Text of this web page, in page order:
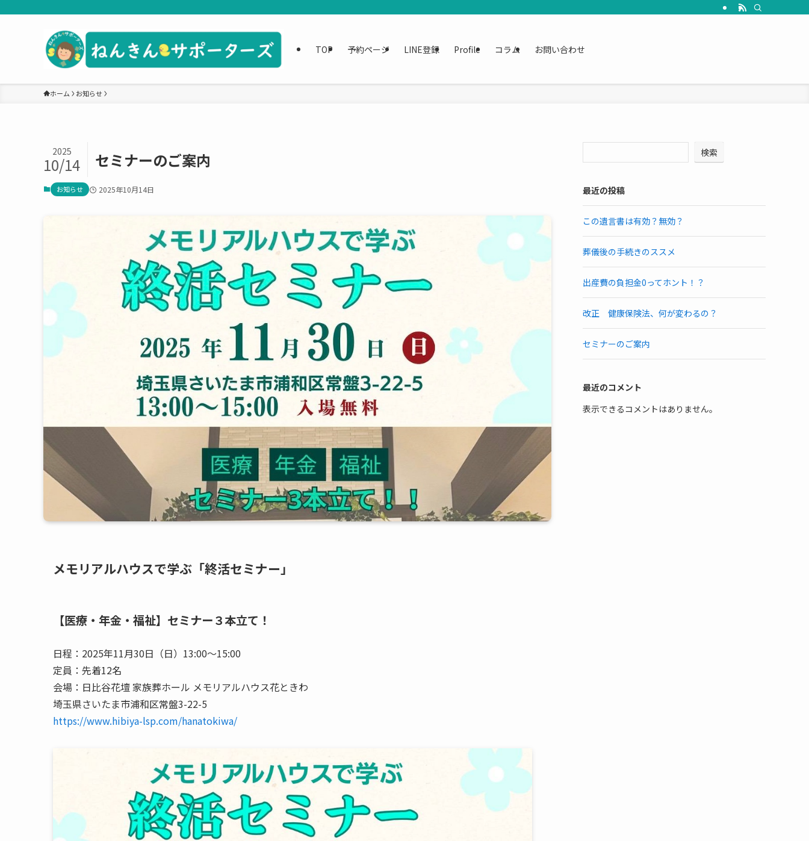
TOP 予約ページ LINE登録 Profile コラム お問い合わせ
ホーム お知らせ
セミナーのご案内
2025
10/14
お知らせ 2025年10月14日
メモリアルハウスで学ぶ「終活セミナー」
【医療・年金・福祉】セミナー３本立て！
日程：2025年11月30日（日）13:00〜15:00
定員：先着12名
会場：日比谷花壇 家族葬ホール メモリアルハウス花ときわ
埼玉県さいたま市浦和区常盤3-22-5
https://www.hibiya-lsp.com/hanatokiwa/
検索
最近の投稿
この遺言書は有効？無効？
葬儀後の手続きのススメ
出産費の負担金0ってホント！？
改正 健康保険法、何が変わるの？
セミナーのご案内
最近のコメント
表示できるコメントはありません。